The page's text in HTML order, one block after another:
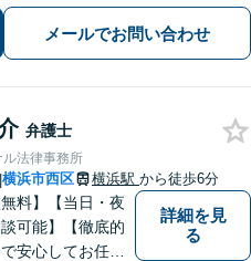
ください！【完全個室対応】【子
相談可】メールでお問い合わせ
弁護士
法律事務所
|横浜市西区 横浜駅 から徒歩6分
無料】【当日・夜
可能】【徹底的
安心してお任せ
詳細を見
る